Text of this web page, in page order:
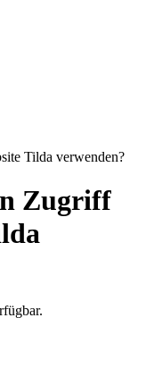
Tilda verwenden?
Zugriff